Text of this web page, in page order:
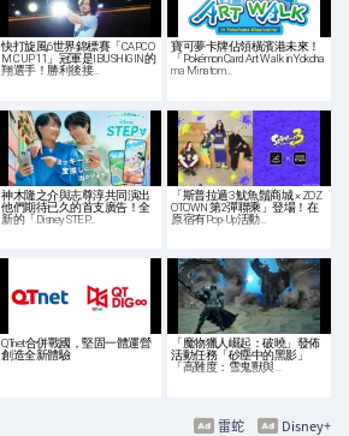
快打旋風6世界錦標賽「CAPCO
M CUP 11」冠軍是IBUSHIGIN的
翔選手！勝利後接…
寶可夢卡牌佔領橫濱港未來！
「Pokémon Card Art Walk in Yokoha
ma Minatom…
神木隆之介與志尊淳共同演出
他們期待已久的首支廣告！全
新的「Disney STEP…
「斯普拉遁3 魷魚鬚商城 × ZOZ
OTOWN 第2彈聯乘」登場！在
原宿有Pop-Up活動…
QTnet合併戰國，堅固一體運營
創造全新體驗
「魔物獵人崛起：破曉」發佈
活動任務「砂塵中的黑影」
「高難度：雪鬼獸與…
Disney+
雷蛇